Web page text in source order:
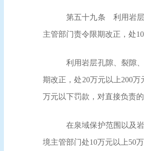
第五十九条 利用岩层
主管部门责令限期改正，处
利用岩层孔隙、裂隙
期改正，处20万元以上200
万元以下罚款，对直接负责
在泉域保护范围以及
境主管部门处10万元以上50